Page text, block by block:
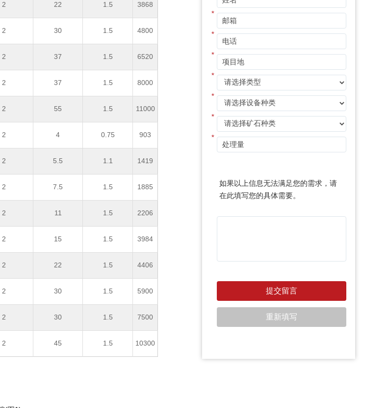
2 22 1.5 3868
2 30 1.5 4800
2 37 1.5 6520
2 37 1.5 8000
2 55 1.5 11000
2 4 0.75 903
2 5.5 1.1 1419
2 7.5 1.5 1885
2 11 1.5 2206
2 15 1.5 3984
2 22 1.5 4406
2 30 1.5 5900
2 30 1.5 7500
2 45 1.5 10300
*
*
*
*
*
*
*
如果以上信息无法满足您的需求，请
在此填写您的具体需要。